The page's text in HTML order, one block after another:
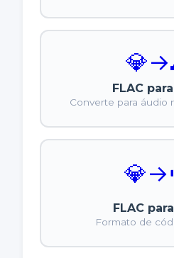
💎→
FLAC
Converte para áudio
💎→
FLAC
Formato de